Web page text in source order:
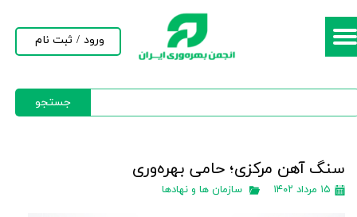
جستجو
ورود / ثبت نام
حساب کاربری من
سنگ آهن مرکزی؛ حامی بهره‌وری
۱۵ مرداد ۱۴۰۲ سازمان ها و نهادها